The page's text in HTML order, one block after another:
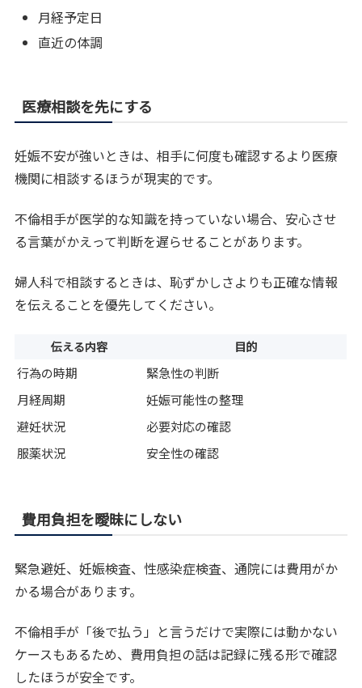
月経予定日
直近の体調
医療相談を先にする
妊娠不安が強いときは、相手に何度も確認するより医療
機関に相談するほうが現実的です。
不倫相手が医学的な知識を持っていない場合、安心させ
る言葉がかえって判断を遅らせることがあります。
婦人科で相談するときは、恥ずかしさよりも正確な情報
を伝えることを優先してください。
伝える内容 目的
行為の時期
緊急性の判断
月経周期
妊娠可能性の整理
避妊状況
必要対応の確認
服薬状況
安全性の確認
費用負担を曖昧にしない
緊急避妊、妊娠検査、性感染症検査、通院には費用がか
かる場合があります。
不倫相手が「後で払う」と言うだけで実際には動かない
ケースもあるため、費用負担の話は記録に残る形で確認
したほうが安全です。